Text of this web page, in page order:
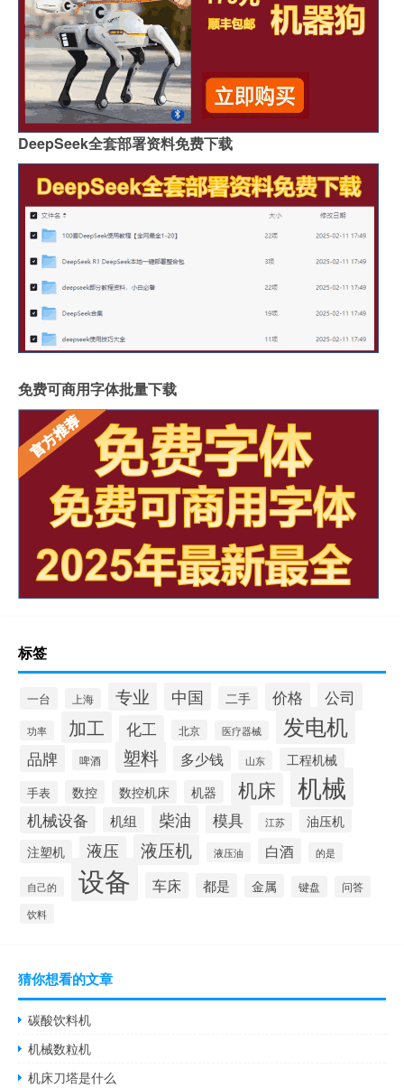
DeepSeek全套部署资料免费下载
免费可商用字体批量下载
标签
一台 上海 专业 中国 二手 价格 公司
功率 加工 化工 北京 医疗器械 发电机
品牌 啤酒 塑料 多少钱 山东 工程机械
手表 数控 数控机床 机器 机床 机械
机械设备 机组 柴油 模具 江苏
油压机
注塑机
液压 液压机 液压油 白酒 的是
自己的 设备 车床 都是 金属 键盘 问答
饮料
猜你想看的文章
碳酸饮料机
机械数粒机
机床刀塔是什么